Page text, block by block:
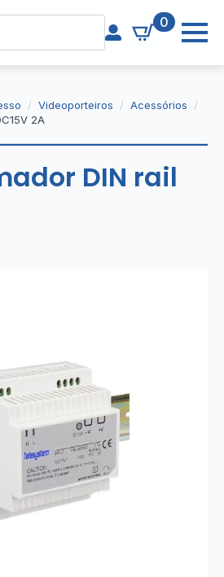
0
Videoporteiros
Acessórios
2A
DIN rail